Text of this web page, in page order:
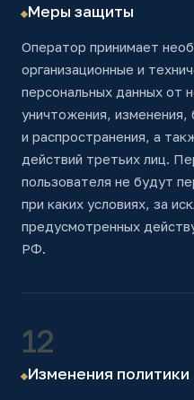
Меры защиты
Оператор принимает
организационные и
персональных данных от
уничтожения, изменения,
и распространения, а
действий третьих лиц.
пользователя не будут
при каких условиях, за
предусмотренных
РФ.
12
Изменения политики